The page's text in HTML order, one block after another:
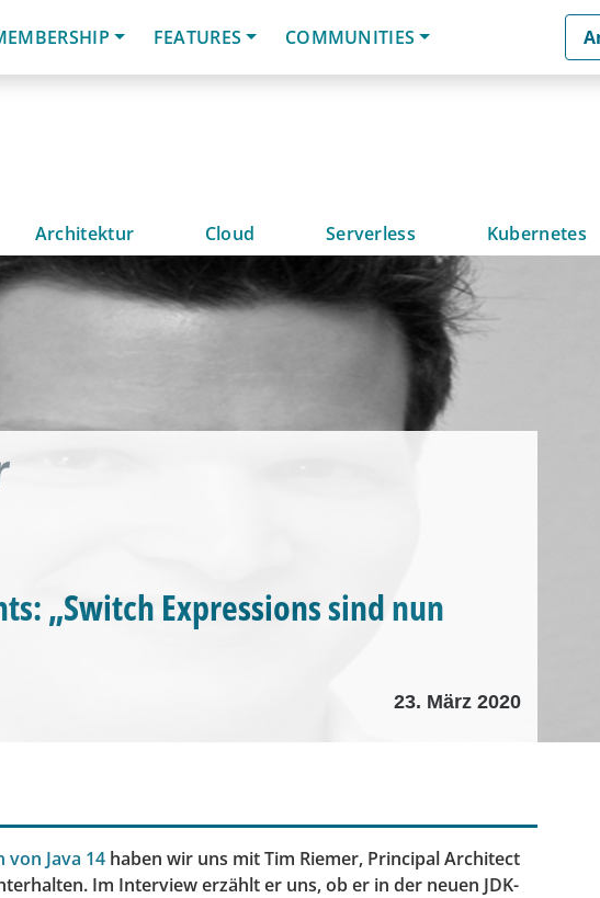
FEATURES COMMUNITIES
Architektur Cloud Serverless Kubernetes
„Switch Expressions sind nun
23. März 2020
von Java 14 haben wir uns mit Tim Riemer, Principal Architect
Im Interview erzählt er uns, ob er in der neuen JDK-